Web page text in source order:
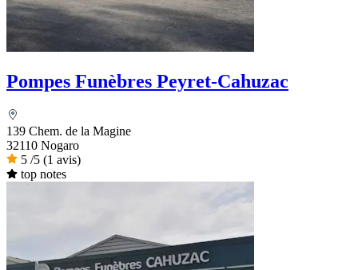
Pompes Funèbres Peyret-Cahuzac
139 Chem. de la Magine
32110 Nogaro
5 /5 (1 avis)
top notes